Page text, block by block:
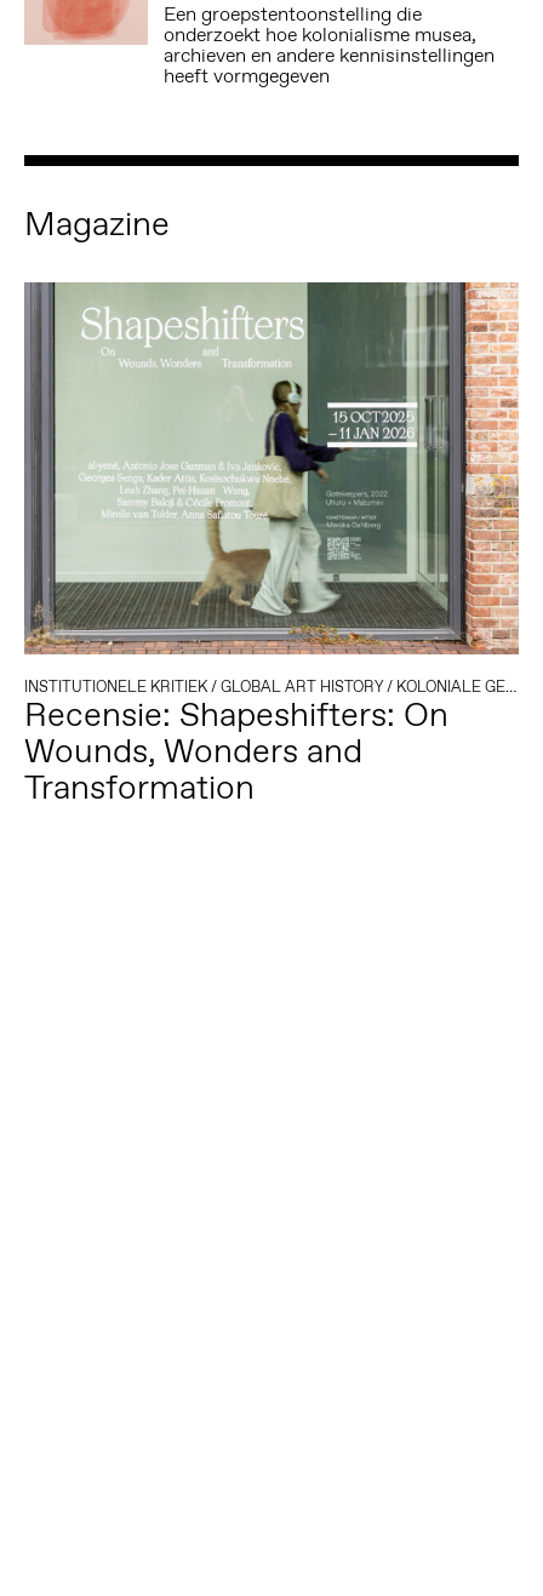
Een groepstentoonstelling die
onderzoekt hoe kolonialisme musea,
archieven en andere kennisinstellingen
heeft vormgegeven
Magazine
INSTITUTIONELE KRITIEK/GLOBAL ART HISTORY/ KOLONIALE GESCHIEDENIS
Recensie: Shapeshifters: On
Wounds, Wonders and
Transformation